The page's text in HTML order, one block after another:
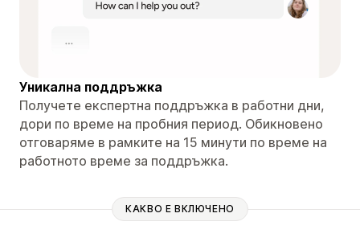
Уникална поддръжка
Получете експертна поддръжка в работни дни,
дори по време на пробния период. Обикновено
отговаряме в рамките на 15 минути по време на
работното време за поддръжка.
КАКВО Е ВКЛЮЧЕНО